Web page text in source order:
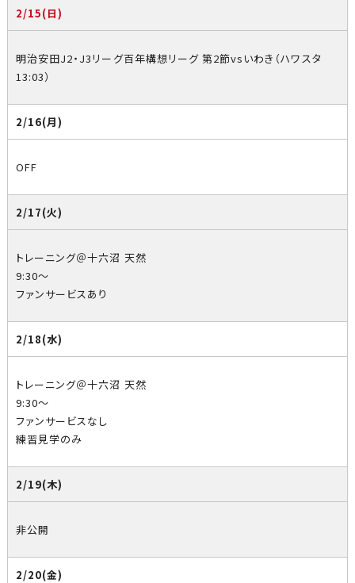
2/15(日)
明治安田J2・J3リーグ百年構想リーグ 第2節vsいわき（ハワスタ
13:03）
2/16(月)
OFF
2/17(火)
トレーニング＠十六沼 天然
9:30～
ファンサービスあり
2/18(水)
トレーニング＠十六沼 天然
9:30～
ファンサービスなし
練習見学のみ
2/19(木)
非公開
2/20(金)